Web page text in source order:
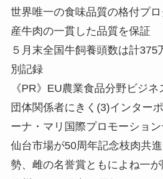
世界唯一の食味品質の格付プ
産牛肉の一貫した品質を保証
５月末全国牛飼養頭数は計
別記録
《PR》EU農業食品分野ビジ
団体関係者にきく(3)インター
ーナ・マリ国際プロモーショ
仙台市場が50周年記念枝肉共
勢、雌の名誉賞ともによね一